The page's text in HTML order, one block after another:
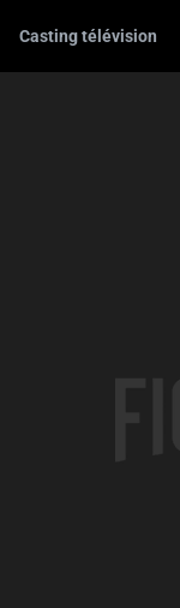
Casting télévision